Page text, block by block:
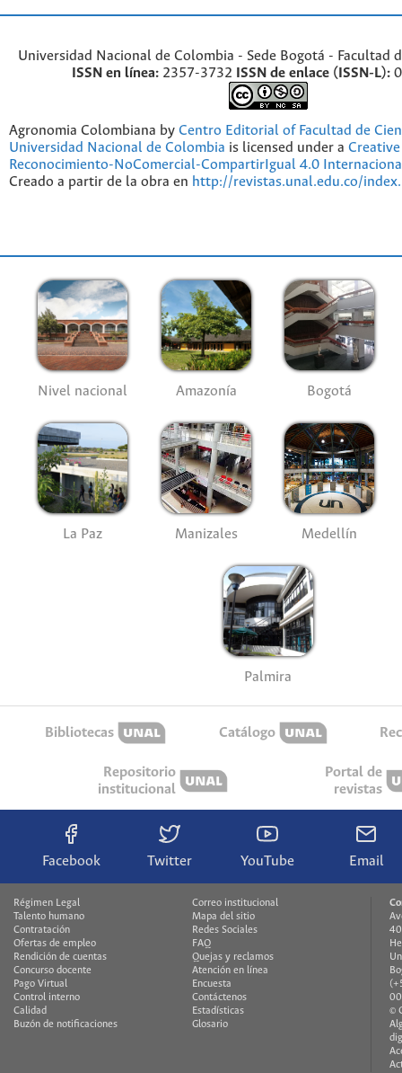
Universidad Nacional de Colombia - Sede Bogotá - Facultad
ISSN en línea: 2357-3732 ISSN de enlace (ISSN-L):
Agronomia Colombiana by Centro Editorial of Facultad de
Universidad Nacional de Colombia is licensed under a
Reconocimiento-NoComercial-CompartirIgual 4.0
Creado a partir de la obra en http://revistas.unal.edu.co/
Nivel nacional Amazonía Bogotá
La Paz Manizales Medellín
Palmira
Bibliotecas Catálogo
Repositorio
institucional
Portal de
revistas
Facebook Twitter YouTube Email
Régimen Legal
Talento humano
Contratación
Ofertas de empleo
Rendición de cuentas
Concurso docente
Pago Virtual
Control interno
Calidad
Buzón de notificaciones
Correo institucional
Mapa del sitio
Redes Sociales
FAQ
Quejas y reclamos
Atención en línea
Encuesta
Contáctenos
Estadísticas
Glosario
©